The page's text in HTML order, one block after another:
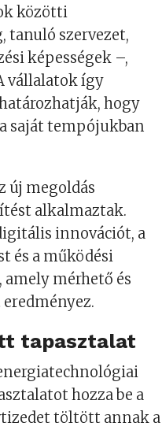
közötti
tanuló szervezet,
képességek –,
vállalatok így
hogy
saját tempójukban
új megoldás
alkalmaztak.
innovációt, a
és a működési
mérhető és
tapasztalat
hozza be a
töltött annak a